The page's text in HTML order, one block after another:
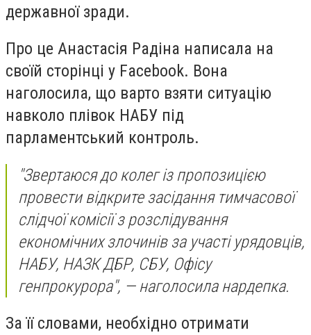
державної зради.
Про це Анастасія Радіна написала на
своїй сторінці у Facebook. Вона
наголосила, що варто взяти ситуацію
навколо плівок НАБУ під
парламентський контроль.
"Звертаюся до колег із пропозицією
провести відкрите засідання тимчасової
слідчої комісії з розслідування
економічних злочинів за участі урядовців,
НАБУ, НАЗК ДБР, СБУ, Офісу
генпрокурора", — наголосила нардепка.
За її словами, необхідно отримати